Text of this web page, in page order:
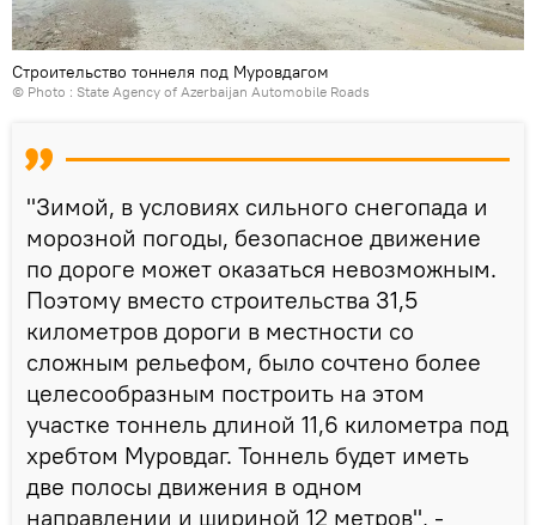
Строительство тоннеля под Муровдагом
© Photo : State Agency of Azerbaijan Automobile Roads
"Зимой, в условиях сильного снегопада и
морозной погоды, безопасное движение
по дороге может оказаться невозможным.
Поэтому вместо строительства 31,5
километров дороги в местности со
сложным рельефом, было сочтено более
целесообразным построить на этом
участке тоннель длиной 11,6 километра под
хребтом Муровдаг. Тоннель будет иметь
две полосы движения в одном
направлении и шириной 12 метров", -